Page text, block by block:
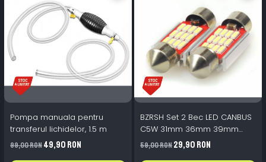
Pompa manuala pentru
transferul lichidelor, 1.5 m
99,00 RON49,90 RON
BZRSH Set 2 Bec LED CANBUS
C5W 31mm 36mm 39mm
41mm 5W 300lm Alb
59,00 RON29,90 RON